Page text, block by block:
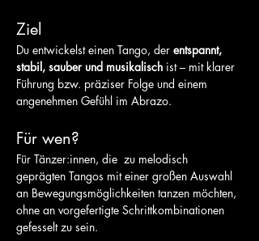
Ziel
Du entwickelst einen Tango, der entspannt,
stabil, sauber und musikalisch ist – mit klarer
Führung bzw. präziser Folge und einem
angenehmen Gefühl im Abrazo.
Für wen?
Für Tänzer:innen, die  zu melodisch
geprägten Tangos mit einer großen Auswahl
an Bewegungsmöglichkeiten tanzen möchten,
ohne an vorgefertigte Schrittkombinationen
gefesselt zu sein.